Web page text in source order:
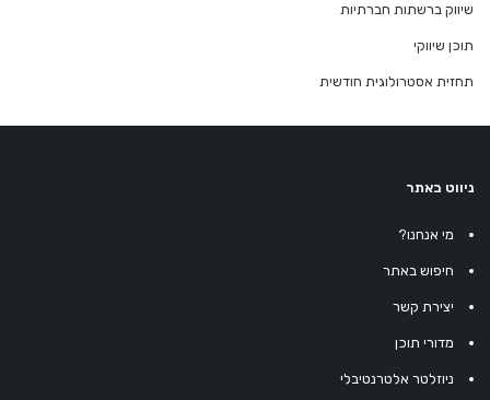
שיווק ברשתות חברתיות
תוכן שיווקי
תחזית אסטרולוגית חודשית
ניווט באתר
מי אנחנו?
חיפוש באתר
יצירת קשר
מדורי תוכן
ניוזלטר אלטרנטיבלי